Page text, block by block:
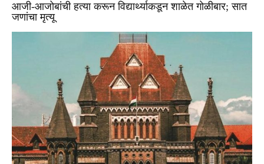
आजी-आजोबांची हत्या करून विद्यार्थ्याकडून शाळेत गोळीबार; सात
जणांचा मृत्यू